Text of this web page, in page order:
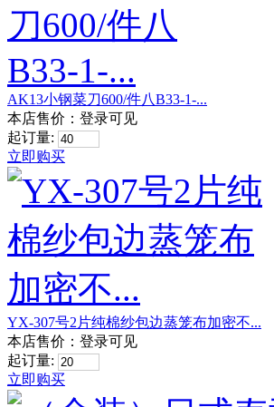
AK13小钢菜刀600/件八B33-1-...
本店售价： 登录可见
起订量:
立即购买
YX-307号2片纯棉纱包边蒸笼布加密不...
本店售价： 登录可见
起订量:
立即购买